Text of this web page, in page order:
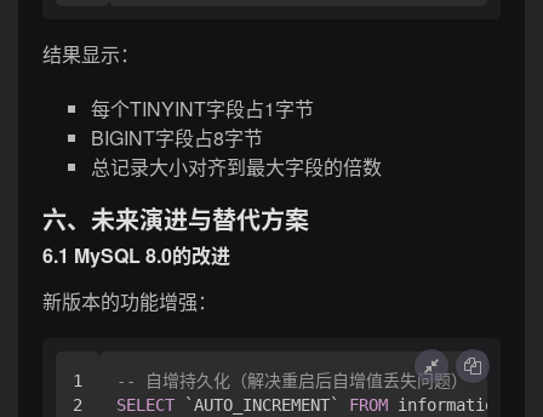
结果显示：
每个TINYINT字段占1字节
BIGINT字段占8字节
总记录大小对齐到最大字段的倍数
六、未来演进与替代方案
6.1 MySQL 8.0的改进
新版本的功能增强：
1
2
-- 自增持久化（解决重启后自增值丢失问题）
SELECT `AUTO_INCREMENT` FROM